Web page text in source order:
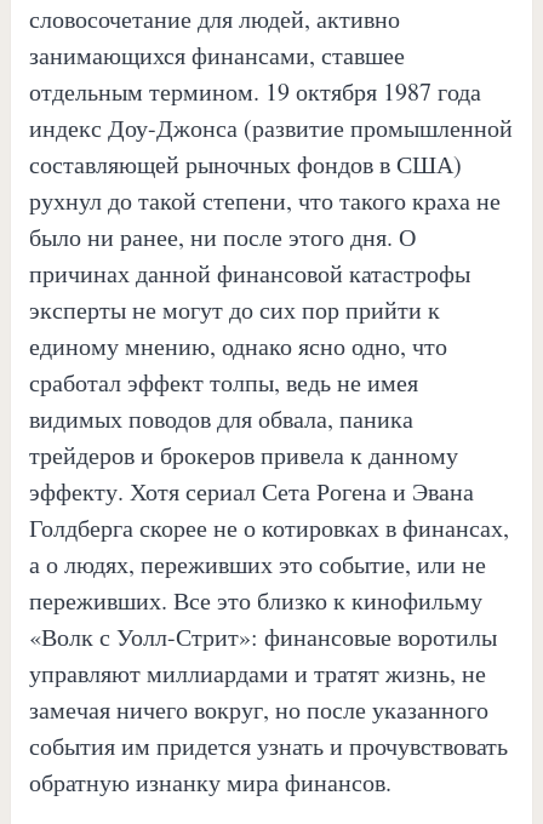
словосочетание для людей, активно
занимающихся финансами, ставшее
отдельным термином. 19 октября 1987 года
индекс Доу-Джонса (развитие промышленной
составляющей рыночных фондов в США)
рухнул до такой степени, что такого краха не
было ни ранее, ни после этого дня. О
причинах данной финансовой катастрофы
эксперты не могут до сих пор прийти к
единому мнению, однако ясно одно, что
сработал эффект толпы, ведь не имея
видимых поводов для обвала, паника
трейдеров и брокеров привела к данному
эффекту. Хотя сериал Сета Рогена и Эвана
Голдберга скорее не о котировках в финансах,
а о людях, переживших это событие, или не
переживших. Все это близко к кинофильму
«Волк с Уолл-Стрит»: финансовые воротилы
управляют миллиардами и тратят жизнь, не
замечая ничего вокруг, но после указанного
события им придется узнать и прочувствовать
обратную изнанку мира финансов.